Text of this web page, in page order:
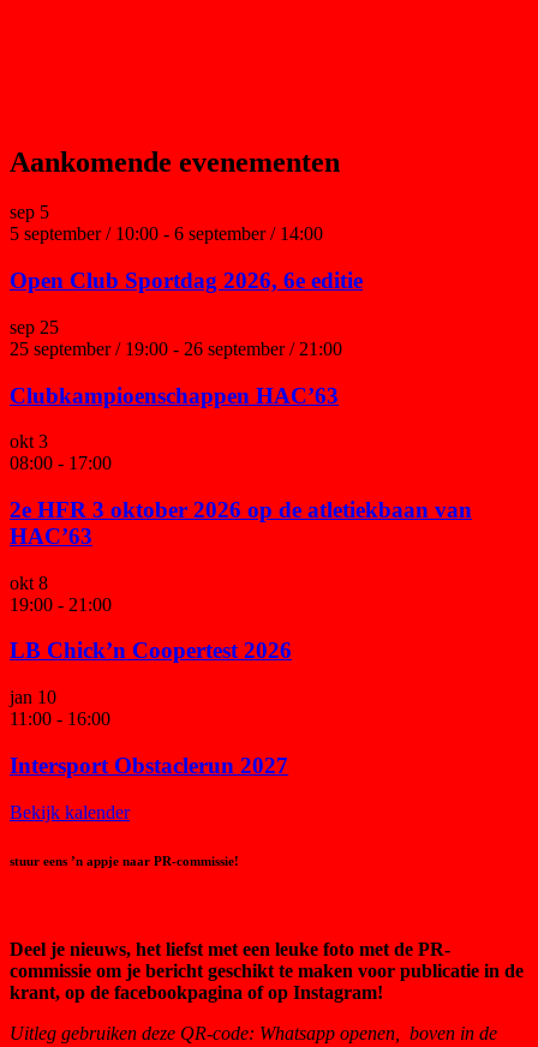
Aankomende evenementen
sep 5
5 september / 10:00 - 6 september / 14:00
Open Club Sportdag 2026, 6e editie
sep 25
25 september / 19:00 - 26 september / 21:00
Clubkampioenschappen HAC’63
okt 3
08:00 - 17:00
2e HFR 3 oktober 2026 op de atletiekbaan van
HAC’63
okt 8
19:00 - 21:00
LB Chick’n Coopertest 2026
jan 10
11:00 - 16:00
Intersport Obstaclerun 2027
Bekijk kalender
stuur eens ’n appje naar PR-commissie!
Deel je nieuws, het liefst met een leuke foto met de PR-
commissie om je bericht geschikt te maken voor publicatie in de
krant, op de facebookpagina of op Instagram!
Uitleg gebruiken deze QR-code: Whatsapp openen, boven in de